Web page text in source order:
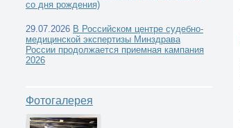
со дня рождения)
29.07.2026 В Российском центре судебно-
медицинской экспертизы Минздрава
России продолжается приемная кампания
2026
Фотогалерея